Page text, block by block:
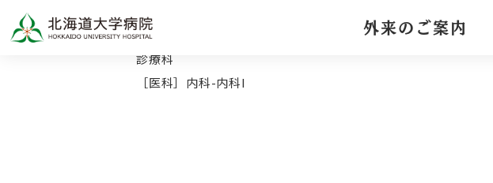
外来のご案内
TOP
診療科
［医科］内科-内科I